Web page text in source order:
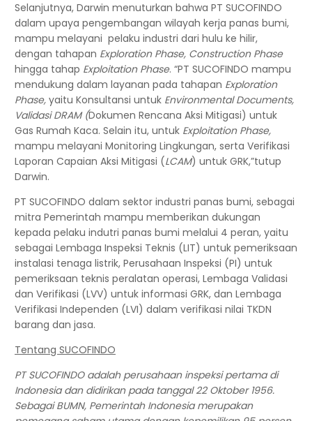
Selanjutnya, Darwin menuturkan bahwa PT SUCOFINDO
dalam upaya pengembangan wilayah kerja panas bumi,
mampu melayani pelaku industri dari hulu ke hilir,
dengan tahapan Exploration Phase, Construction Phase
hingga tahap Exploitation Phase. “PT SUCOFINDO mampu
mendukung dalam layanan pada tahapan Exploration
Phase, yaitu Konsultansi untuk Environmental Documents,
Validasi DRAM (Dokumen Rencana Aksi Mitigasi) untuk
Gas Rumah Kaca. Selain itu, untuk Exploitation Phase,
mampu melayani Monitoring Lingkungan, serta Verifikasi
Laporan Capaian Aksi Mitigasi (LCAM) untuk GRK,”tutup
Darwin.
PT SUCOFINDO dalam sektor industri panas bumi, sebagai
mitra Pemerintah mampu memberikan dukungan
kepada pelaku indutri panas bumi melalui 4 peran, yaitu
sebagai Lembaga Inspeksi Teknis (LIT) untuk pemeriksaan
instalasi tenaga listrik, Perusahaan Inspeksi (PI) untuk
pemeriksaan teknis peralatan operasi, Lembaga Validasi
dan Verifikasi (LVV) untuk informasi GRK, dan Lembaga
Verifikasi Independen (LVI) dalam verifikasi nilai TKDN
barang dan jasa.
Tentang SUCOFINDO
PT SUCOFINDO adalah perusahaan inspeksi pertama di
Indonesia dan didirikan pada tanggal 22 Oktober 1956.
Sebagai BUMN, Pemerintah Indonesia merupakan